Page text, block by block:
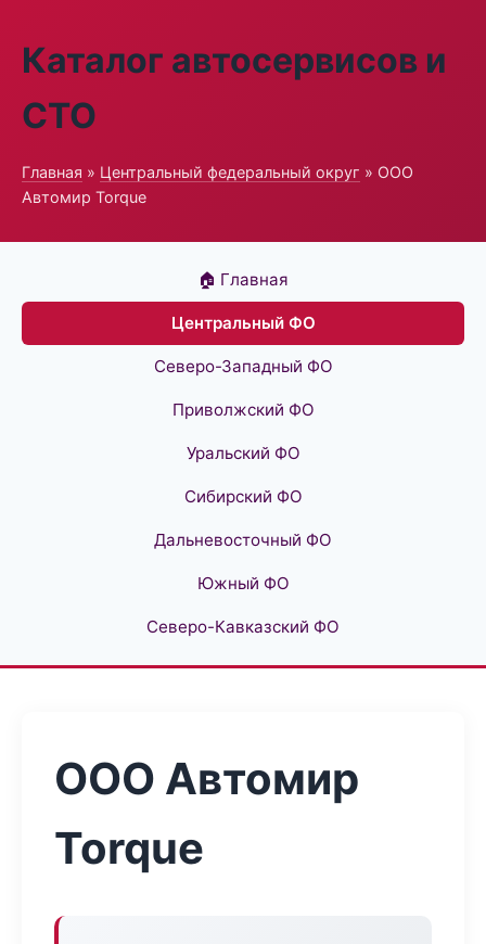
Каталог автосервисов и
СТО
Главная » Центральный федеральный округ » ООО
Автомир Torque
🏠 Главная
Центральный ФО
Северо-Западный ФО
Приволжский ФО
Уральский ФО
Сибирский ФО
Дальневосточный ФО
Южный ФО
Северо-Кавказский ФО
ООО Автомир
Torque